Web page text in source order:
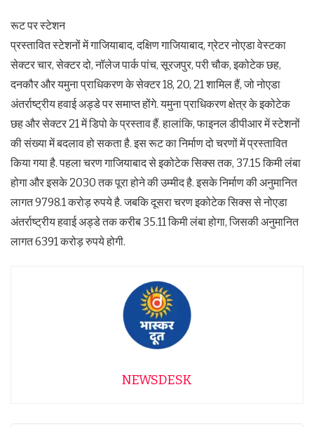
रूट पर स्टेशन
प्रस्तावित स्टेशनों में गाजियाबाद, दक्षिण गाजियाबाद, ग्रेटर नोएडा वेस्टका
सेक्टर चार, सेक्टर दो, नॉलेज पार्क पांच, सूरजपुर, परी चौक, इकोटेक छह,
दनकौर और यमुना प्राधिकरण के सेक्टर 18, 20, 21 शामिल हैं, जो नोएडा
अंतर्राष्ट्रीय हवाई अड्डे पर समाप्त होंगे. यमुना प्राधिकरण क्षेत्र के इकोटेक
छह और सेक्टर 21 में डिपो के प्रस्ताव हैं. हालांकि, फाइनल डीपीआर में स्टेशनों
की संख्या में बदलाव हो सकता है. इस रूट का निर्माण दो चरणों में प्रस्तावित
किया गया है. पहला चरण गाजियाबाद से इकोटेक सिक्स तक, 37.15 किमी लंबा
होगा और इसके 2030 तक पूरा होने की उम्मीद है. इसके निर्माण की अनुमानित
लागत 9798.1 करोड़ रुपये है. जबकि दूसरा चरण इकोटेक सिक्स से नोएडा
अंतर्राष्ट्रीय हवाई अड्डे तक करीब 35.11 किमी लंबा होगा, जिसकी अनुमानित
लागत 6391 करोड़ रुपये होगी.
NEWSDESK